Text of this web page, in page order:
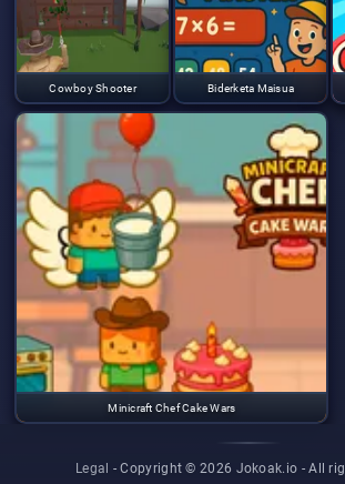
Cowboy Shooter Biderketa Maisua
Minicraft Chef Cake Wars
Legal - Copyright © 2026 Jokoak.io -All